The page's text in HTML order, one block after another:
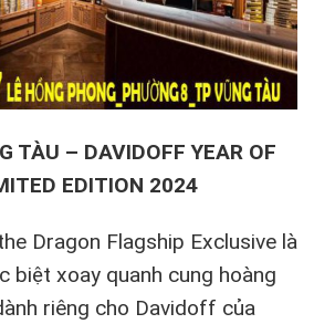
TÀU – DAVIDOFF YEAR OF
EDITION 2024
Dragon Flagship Exclusive là
biệt xoay quanh cung hoàng
riêng cho Davidoff của